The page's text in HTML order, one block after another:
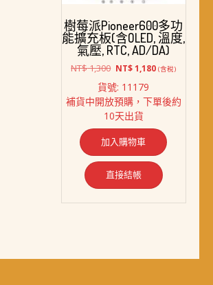
樹莓派Pioneer600多功
能擴充板(含OLED, 溫度,
氣壓, RTC, AD/DA)
NT$1,300 原
價
格：
NT$ 1,300。
NT$1,180目
格：
(含稅)
貨號: 11179
補貨中開放預購，下單後約
10天出貨
加入購物車
直接結帳